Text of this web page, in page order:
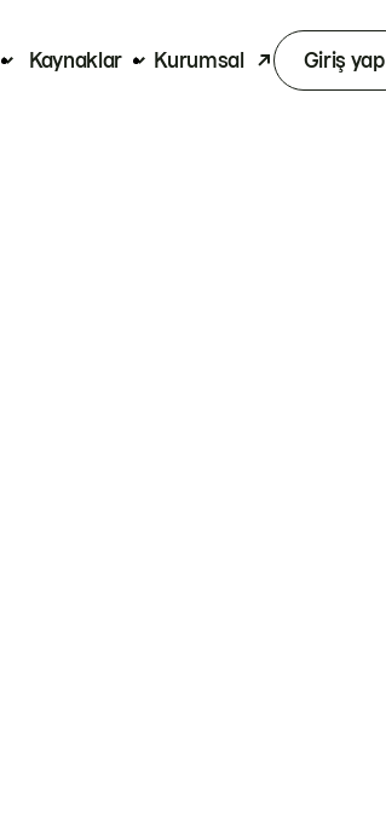
Kaynaklar Kurumsal Giriş yap